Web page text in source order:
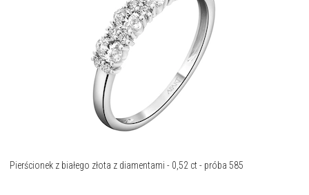
Pierścionek z białego złota z diamentami - 0,52 ct - próba 585